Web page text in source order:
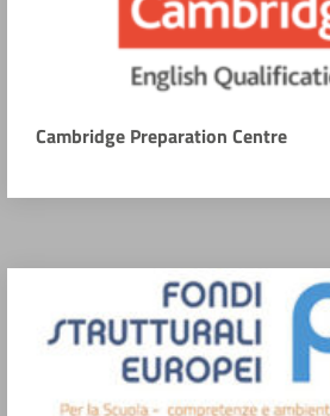
Cambridge Preparation Centre